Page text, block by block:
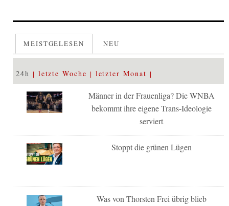
MEISTGELESEN NEU
24h letzte Woche letzter Monat
Männer in der Frauenliga? Die WNBA
bekommt ihre eigene Trans-Ideologie
serviert
Stoppt die grünen Lügen
Was von Thorsten Frei übrig blieb